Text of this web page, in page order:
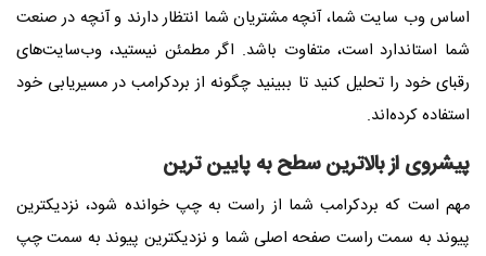
اساس وب سایت شما، آنچه مشتریان شما انتظار دارند و آنچه در صنعت
شما استاندارد است، متفاوت باشد. اگر مطمئن نیستید، وب‌سایت‌های
رقبای خود را تحلیل کنید تا ببینید چگونه از بردکرامب در مسیریابی خود
استفاده کرده‌اند.​
پیشروی از بالاترین سطح به پایین ترین
مهم است که بردکرامب شما از راست به چپ خوانده شود، نزدیکترین
پیوند به سمت راست صفحه اصلی شما و نزدیکترین پیوند به سمت چپ